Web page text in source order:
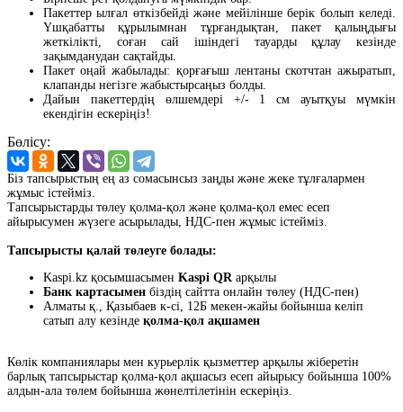
Пакеттер ылғал өткізбейді және мейілінше берік болып келеді.
Үшқабатты құрылымнан тұрғандықтан, пакет қалыңдығы
жеткілікті, соған сай ішіндегі тауарды құлау кезінде
зақымданудан сақтайды.
Пакет оңай жабылады: қорғағыш лентаны скотчтан ажыратып,
клапанды негізге жабыстырсаңыз болды.
Дайын пакеттердің өлшемдері +/- 1 см ауытқуы мүмкін
екендігін ескеріңіз!
Бөлісу:
Біз тапсырыстың ең аз сомасынсыз заңды және жеке тұлғалармен
жұмыс істейміз.
Тапсырыстарды төлеу қолма-қол және қолма-қол емес есеп
айырысумен жүзеге асырылады, НДС-пен жұмыс істейміз.
Тапсырысты қалай төлеуге болады:
Kaspi.kz қосымшасымен Kaspi QRарқылы
Банк картасымен біздің сайтта онлайн төлеу (НДС-пен)
Алматы қ., Қазыбаев к-сі, 12Б мекен-жайы бойынша келіп
сатып алу кезінде қолма-қол ақшамен
Көлік компаниялары мен курьерлік қызметтер арқылы жіберетін
барлық тапсырыстар қолма-қол ақшасыз есеп айырысу бойынша 100%
алдын-ала төлем бойынша жөнелтілетінін ескеріңіз.